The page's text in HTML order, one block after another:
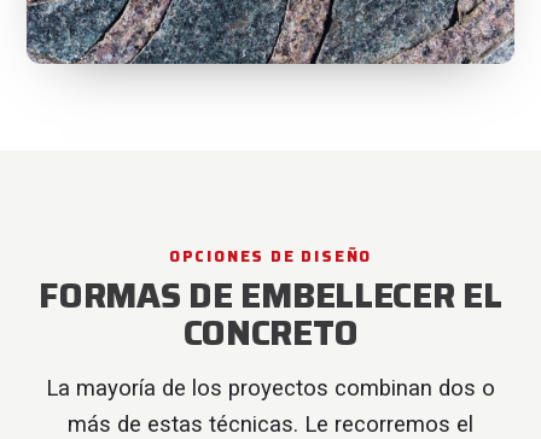
OPCIONES DE DISEÑO
FORMAS DE EMBELLECER EL
CONCRETO
La mayoría de los proyectos combinan dos o
más de estas técnicas. Le recorremos el